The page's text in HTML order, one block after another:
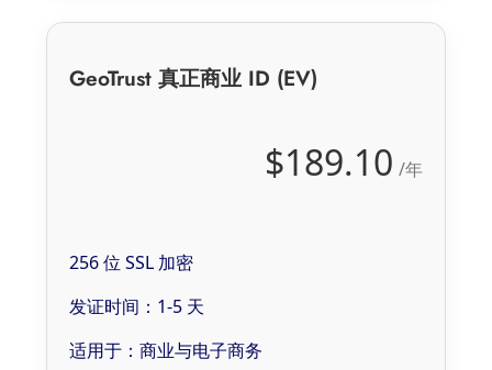
GeoTrust 真正商业 ID (EV)
$189.10 /年
256 位 SSL 加密
发证时间：1-5 天
适用于：商业与电子商务